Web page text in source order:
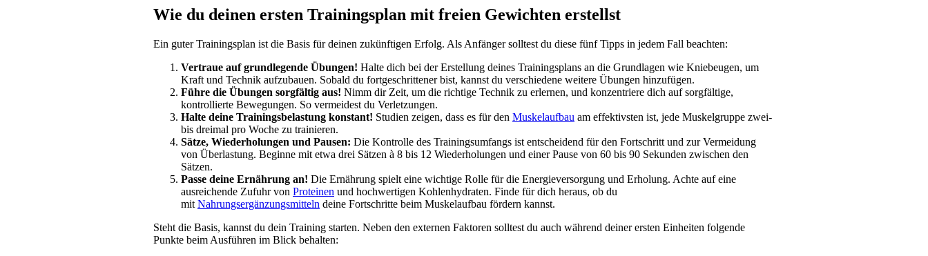
Wie du deinen ersten Trainingsplan mit freien Gewichten erstellst
Ein guter Trainingsplan ist die Basis für deinen zukünftigen Erfolg. Als Anfänger solltest du diese fünf Tipps in jedem Fall beachten:
Vertraue auf grundlegende Übungen! Halte dich bei der Erstellung deines Trainingsplans an die Grundlagen wie Kniebeugen, um
Kraft und Technik aufzubauen. Sobald du fortgeschrittener bist, kannst du verschiedene weitere Übungen hinzufügen.
Führe die Übungen sorgfältig aus! Nimm dir Zeit, um die richtige Technik zu erlernen, und konzentriere dich auf sorgfältige,
kontrollierte Bewegungen. So vermeidest du Verletzungen.
Halte deine Trainingsbelastung konstant! Studien zeigen, dass es für den Muskelaufbau am effektivsten ist, jede Muskelgruppe zwei-
bis dreimal pro Woche zu trainieren.
Sätze, Wiederholungen und Pausen: Die Kontrolle des Trainingsumfangs ist entscheidend für den Fortschritt und zur Vermeidung
von Überlastung. Beginne mit etwa drei Sätzen à 8 bis 12 Wiederholungen und einer Pause von 60 bis 90 Sekunden zwischen den
Sätzen.
Passe deine Ernährung an! Die Ernährung spielt eine wichtige Rolle für die Energieversorgung und Erholung. Achte auf eine
ausreichende Zufuhr von Proteinen und hochwertigen Kohlenhydraten. Finde für dich heraus, ob du
mit Nahrungsergänzungsmitteln deine Fortschritte beim Muskelaufbau fördern kannst.
Steht die Basis, kannst du dein Training starten. Neben den externen Faktoren solltest du auch während deiner ersten Einheiten folgende
Punkte beim Ausführen im Blick behalten: